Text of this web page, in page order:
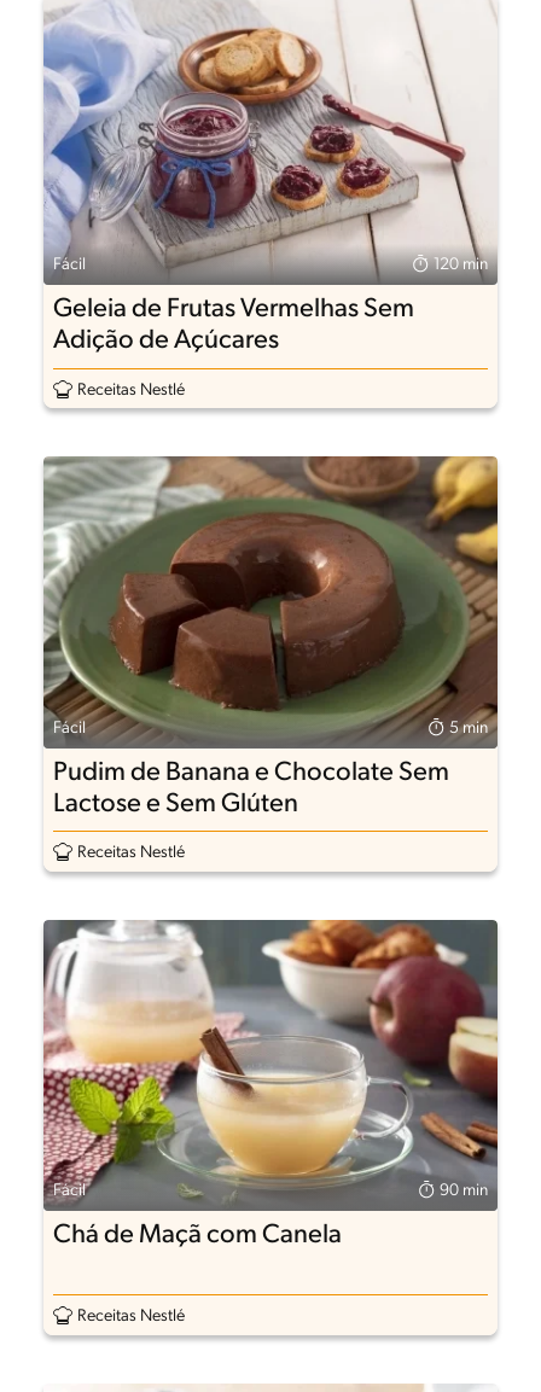
Fácil 120 min
Geleia de Frutas Vermelhas Sem
Adição de Açúcares
Receitas Nestlé
Fácil 5 min
Pudim de Banana e Chocolate Sem
Lactose e Sem Glúten
Receitas Nestlé
Fácil 90 min
Chá de Maçã com Canela
Receitas Nestlé